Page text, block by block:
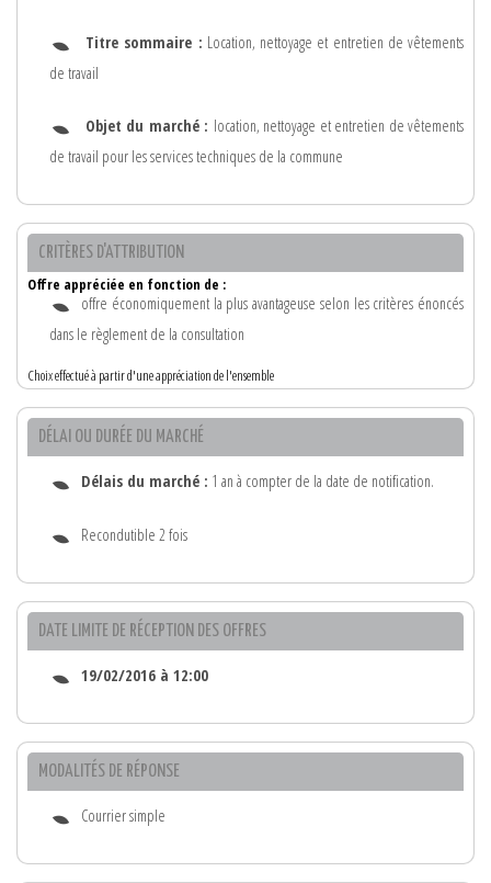
Titre sommaire : Location, nettoyage et entretien de vêtements
de travail
Objet du marché : location, nettoyage et entretien de vêtements
de travail pour les services techniques de la commune
CRITÈRES D'ATTRIBUTION
Offre appréciée en fonction de :
offre économiquement la plus avantageuse selon les critères énoncés
dans le règlement de la consultation
Choix effectué à partir d'une appréciation de l'ensemble
DÉLAI OU DURÉE DU MARCHÉ
Délais du marché : 1 an à compter de la date de notification.
Recondutible 2 fois
DATE LIMITE DE RÉCEPTION DES OFFRES
19/02/2016 à 12:00
MODALITÉS DE RÉPONSE
Courrier simple